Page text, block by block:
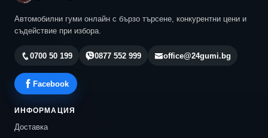
Автомобилни гуми онлайн с бързо търсене, конкурентни цени и
съдействие при избора.
0700 50 199 0877 552 999 office@24gumi.bg
Facebook
ИНФОРМАЦИЯ
Доставка